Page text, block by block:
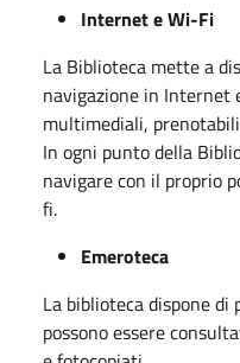
Internet e Wi-Fi
La Biblioteca mette a
navigazione in Internet
multimediali,
In ogni punto della
navigare con il proprio
fi.
Emeroteca
La biblioteca dispone
possono essere